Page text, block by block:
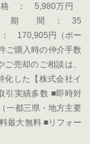
格 ： 5,980万円
期 間 ： 35
170,905円（ボー
ご購入時の仲介手数
売却のご相談は、
化した【株式会社イ
引実績多数 ■即時対
一都三県・地方主要
最大無料 ■リフォー